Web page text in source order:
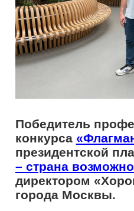
Победитель
конкурса«Флагманы
президентской
– страна возможностей»
директором
города Москвы.
«Флагманы образования»
перспективных молодых
всех направлений
лет, а также
осуществляющих
деятельность. Конкурс
основных мероприятий
в Российской Федерации
и наставника,